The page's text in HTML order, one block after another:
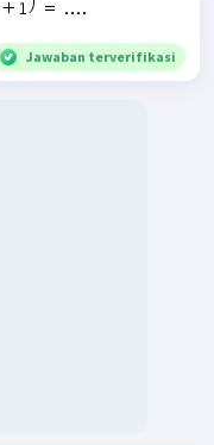
Jawaban terverifikasi